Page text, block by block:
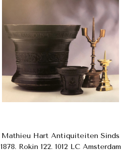
Mathieu Hart Antiquiteiten Sinds
1878. Rokin 122. 1012 LC Amsterdam